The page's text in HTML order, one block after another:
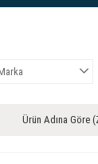
Ürün Adına Göre